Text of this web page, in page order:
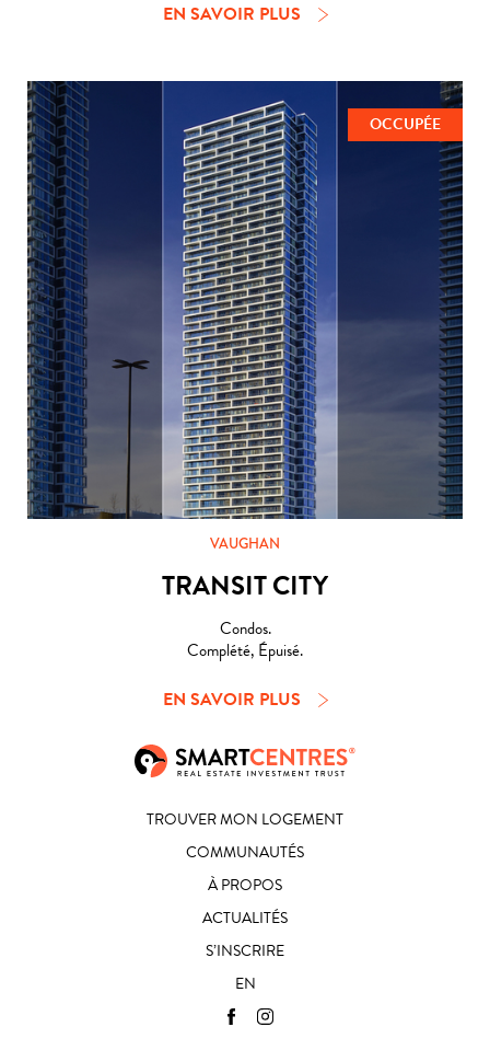
EN SAVOIR PLUS
OCCUPÉE
VAUGHAN
TRANSIT CITY
Condos.
Complété, Épuisé.
EN SAVOIR PLUS
TROUVER MON LOGEMENT
COMMUNAUTÉS
À PROPOS
ACTUALITÉS
S’INSCRIRE
EN